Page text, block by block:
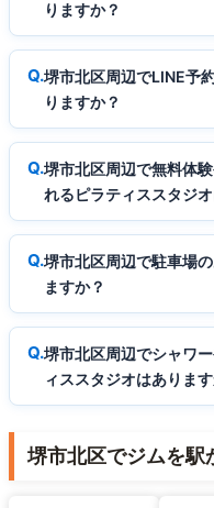
りますか？
堺市北区周辺でLINE予
りますか？
堺市北区周辺で無料体
れるピラティススタジ
堺市北区周辺で駐車場
ますか？
堺市北区周辺でシャワ
ィススタジオはあります
堺市北区でジムを駅